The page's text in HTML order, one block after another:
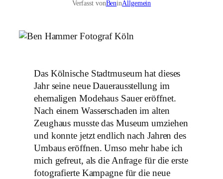
Verfasst vonBeninAllgemein
Das Kölnische Stadtmuseum hat dieses
Jahr seine neue Dauerausstellung im
ehemaligen Modehaus Sauer eröffnet.
Nach einem Wasserschaden im alten
Zeughaus musste das Museum umziehen
und konnte jetzt endlich nach Jahren des
Umbaus eröffnen. Umso mehr habe ich
mich gefreut, als die Anfrage für die erste
fotografierte Kampagne für die neue